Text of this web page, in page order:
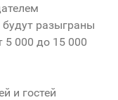
разыграны
5 000 до 15 000
и гостей